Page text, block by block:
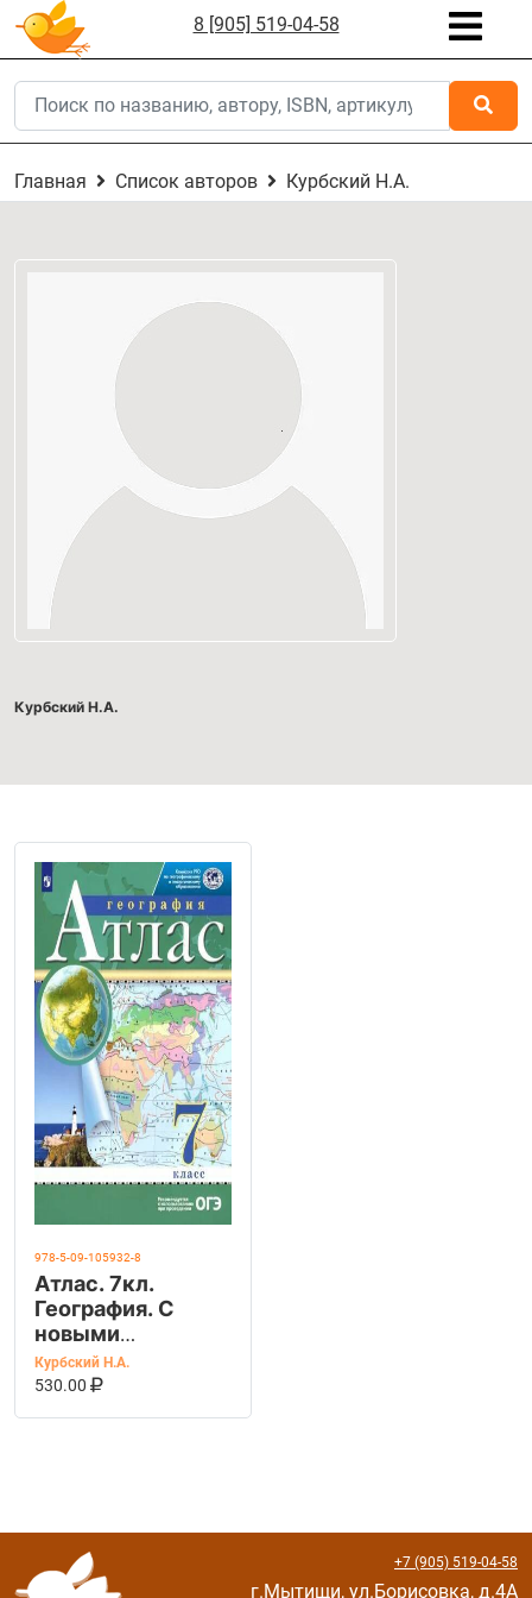
8 [905] 519-04-58
Главная Список авторов Курбский Н.А.
Курбский Н.А.
978-5-09-105932-8
Атлас. 7кл.
География. С
новыми
регионами
РФ(Просв.)
Курбский Н.А.
530.00
В КОРЗИНУ
+7 (905) 519-04-58
г.Мытищи, ул.Борисовка, д.4А